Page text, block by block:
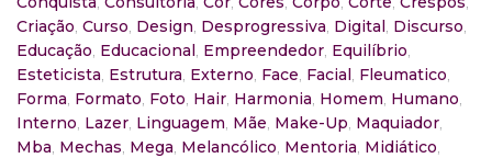
Criação Curso Design Desprogressiva Digital Discurso
Educação Educacional Empreendedor Equilíbrio
Esteticista Estrutura Externo Face Facial Fleumatico
Forma Formato Foto Hair Harmonia Homem Humano
Interno Lazer Linguagem Mãe Make-Up Maquiador
Mba Mechas Mega Melancólico Mentoria Midiático